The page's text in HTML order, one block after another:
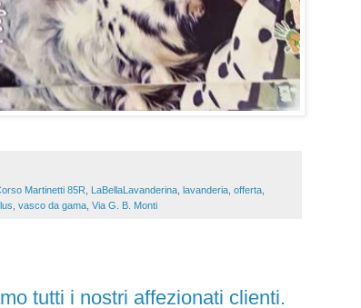
Martinetti 85R LaBellaLavanderina lavanderia offerta
vasco da gama Via G. B. Monti
tutti i nostri affezionati clienti.